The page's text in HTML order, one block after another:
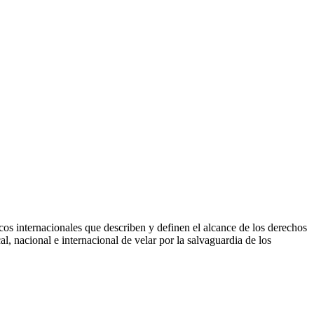
internacionales que describen y definen el alcance de los derechos
nacional e internacional de velar por la salvaguardia de los